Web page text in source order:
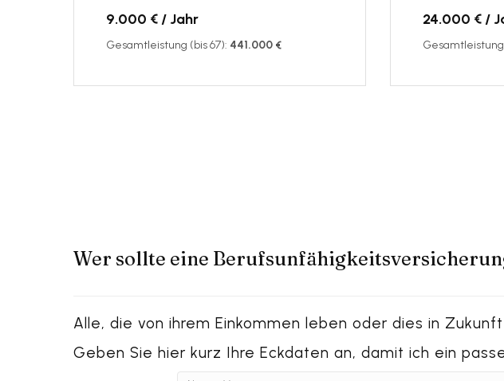
9.000 € / Jahr
Gesamtleistung (bis 67): 441.000 €
24.000 € /
Gesamtleistung
Wer sollte eine
Alle, die von ihrem Einkommen leben oder dies in
Geben Sie hier kurz Ihre Eckdaten an, damit ich ein